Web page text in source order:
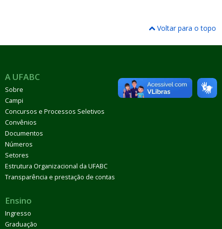
Voltar para o topo
A UFABC
Sobre
Campi
Concursos e Processos Seletivos
Convênios
Documentos
Números
Setores
Estrutura Organizacional da UFABC
Transparência e prestação de contas
Ensino
Ingresso
Graduação